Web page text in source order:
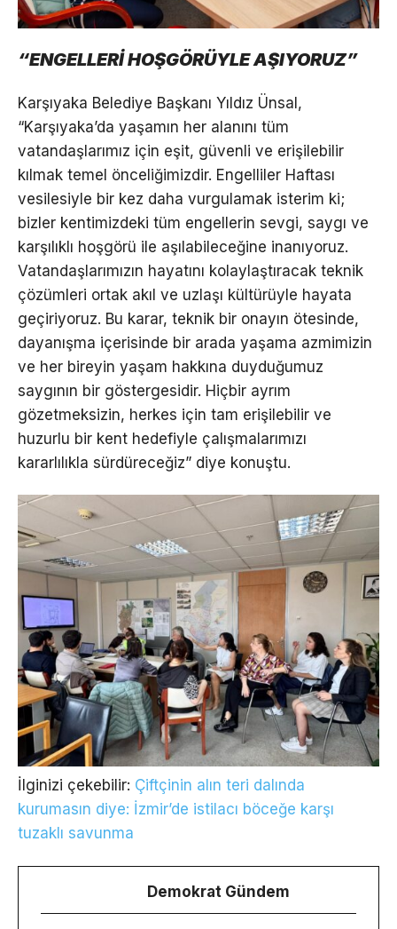
“ENGELLERİ HOŞGÖRÜYLE AŞIYORUZ”
Karşıyaka Belediye Başkanı Yıldız Ünsal,
“Karşıyaka’da yaşamın her alanını tüm
vatandaşlarımız için eşit, güvenli ve erişilebilir
kılmak temel önceliğimizdir. Engelliler Haftası
vesilesiyle bir kez daha vurgulamak isterim ki;
bizler kentimizdeki tüm engellerin sevgi, saygı ve
karşılıklı hoşgörü ile aşılabileceğine inanıyoruz.
Vatandaşlarımızın hayatını kolaylaştıracak teknik
çözümleri ortak akıl ve uzlaşı kültürüyle hayata
geçiriyoruz. Bu karar, teknik bir onayın ötesinde,
dayanışma içerisinde bir arada yaşama azmimizin
ve her bireyin yaşam hakkına duyduğumuz
saygının bir göstergesidir. Hiçbir ayrım
gözetmeksizin, herkes için tam erişilebilir ve
huzurlu bir kent hedefiyle çalışmalarımızı
kararlılıkla sürdüreceğiz” diye konuştu.
İlginizi çekebilir: Çiftçinin alın teri dalında
kurumasın diye: İzmir’de istilacı böceğe karşı
tuzaklı savunma
Demokrat Gündem